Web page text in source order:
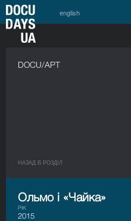
english
DOCU/АРТ
НАЗАД В РОЗДIЛ
Ольмо і «Чайка»
РІК
2015